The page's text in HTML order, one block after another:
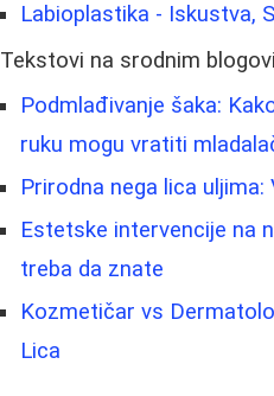
Labioplastika - Iskustva,
Tekstovi na srodnim
Podmlađivanje šaka:
ruku mogu vratiti
Prirodna nega lica
Estetske intervencije na
treba da znate
Kozmetičar vs
Lica